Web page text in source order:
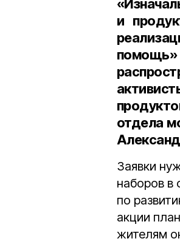
и
отдела
Заявки
наборов в
по
акции
жителям